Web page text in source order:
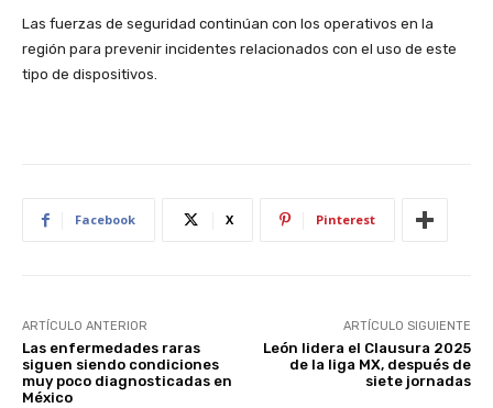
Las fuerzas de seguridad continúan con los operativos en la
región para prevenir incidentes relacionados con el uso de este
tipo de dispositivos.
Facebook X Pinterest
ARTÍCULO ANTERIOR
Las enfermedades raras
siguen siendo condiciones
muy poco diagnosticadas en
México
ARTÍCULO SIGUIENTE
León lidera el Clausura 2025
de la liga MX, después de
siete jornadas